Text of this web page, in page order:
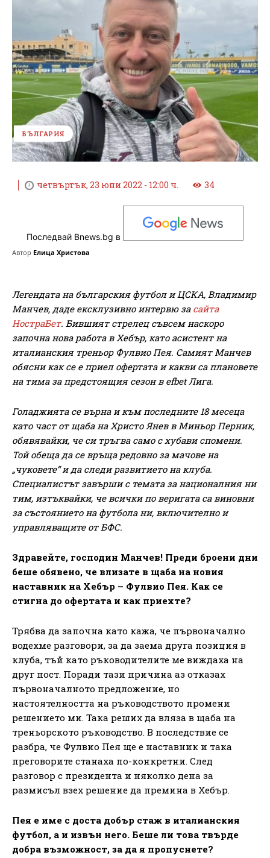
БЪЛГАРИЯ
четвъртък, 23 юни 2022 - 12:00 ч. 34
Последвай Bnews.bg в
Автор Елица Христова
Легендата на българския футбол и ЦСКА, Владимир
Манчев, даде ексклузивно интервю за сайта
НостраБет. Бившият стрелец съвсем наскоро
започна нова работа в Хебър, като асистент на
италианския треньор Фулвио Пея. Самият Манчев
обясни как се е приел офертата и какви са плановете
на тима за предстоящия сезон в efbetЛига.
Голаджията се върна и към последните 18 месеца
като част от щаба на Христо Янев в Миньор Перник,
обявявайки, че си тръгва само с хубави спомени.
Той обеща да се връща редовно за мачове на
„чуковете“ и да следи развитието на клуба.
Специалистът завърши с темата за националния ни
тим, изтъквайки, че всички по веригата са виновни
за състоянието на футбола ни, включително и
управляващите от БФС.
Здравейте, господин Манчев! Преди броени дни
беше обявено, че влизате в щаба на новия
наставник на Хебър – Фулвио Пея. Как се
стигна до офертата и как приехте?
Трябва да започна като кажа, че първоначално
водехме разговори, за да заема друга позиция в
клуба, тъй като ръководителите ме виждаха на
друг пост. Поради тази причина аз отказах
първоначалното предложение, но
настоятелността на ръководството промени
решението ми. Така реших да вляза в щаба на
треньорското ръководство. В последствие се
разбра, че Фулвио Пея ще е наставник и така
преговорите станаха по-конкретни. След
разговор с президента и няколко дена за
размисъл взех решение да премина в Хебър.
Пея е име с доста добър стаж в италианския
футбол, а и извън него. Беше ли това твърде
добра възможност, за да я пропуснете?